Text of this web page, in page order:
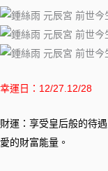
幸運日：12/27.12/28
財運：享受皇后般的待
愛的財富能量。